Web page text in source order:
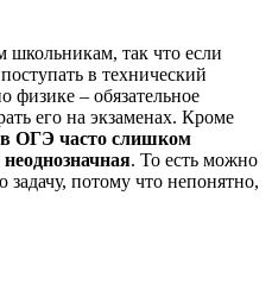
школьникам, так что если
в технический
физике – обязательное
его на экзаменах. Кроме
ОГЭ часто слишком
. То есть можно
потому что непонятно,